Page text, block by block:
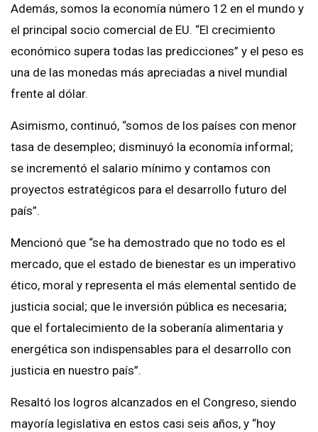
Además, somos la economía número 12 en el mundo y
el principal socio comercial de EU. “El crecimiento
económico supera todas las predicciones” y el peso es
una de las monedas más apreciadas a nivel mundial
frente al dólar.
Asimismo, continuó, “somos de los países con menor
tasa de desempleo; disminuyó la economía informal;
se incrementó el salario mínimo y contamos con
proyectos estratégicos para el desarrollo futuro del
país”.
Mencionó que “se ha demostrado que no todo es el
mercado, que el estado de bienestar es un imperativo
ético, moral y representa el más elemental sentido de
justicia social; que le inversión pública es necesaria;
que el fortalecimiento de la soberanía alimentaria y
energética son indispensables para el desarrollo con
justicia en nuestro país”.
Resaltó los logros alcanzados en el Congreso, siendo
mayoría legislativa en estos casi seis años, y “hoy